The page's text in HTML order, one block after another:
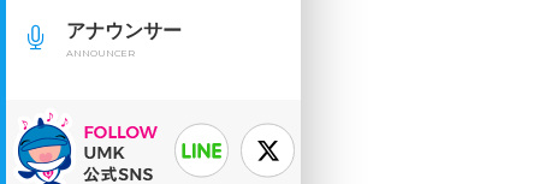
アナウンサー
ANNOUNCER